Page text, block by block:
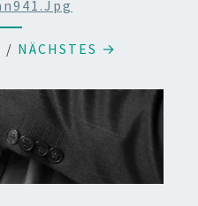
/ NÄCHSTES →